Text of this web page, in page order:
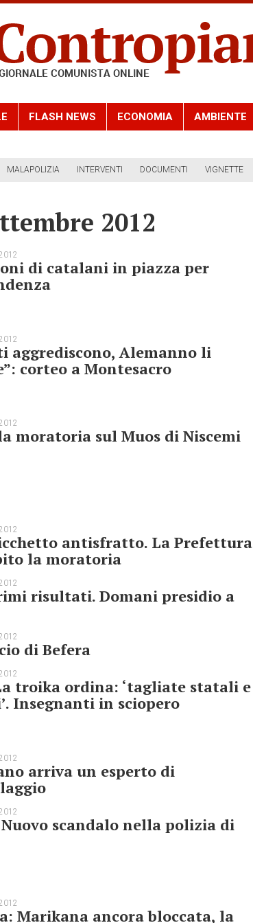
FLASH NEWS ECONOMIA AMBIENTE
MALAPOLIZIA INTERVENTI DOCUMENTI VIGNETTE
2012
di catalani in piazza per
aggrediscono, Alemanno li
corteo a Montesacro
moratoria sul Muos di Niscemi
antisfratto. La Prefettura
la moratoria
risultati. Domani presidio a
di Befera
troika ordina: ‘tagliate statali e
Insegnanti in sciopero
arriva un esperto di
scandalo nella polizia di
Marikana ancora bloccata, la